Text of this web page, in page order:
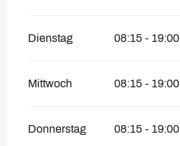
Dienstag 08:15 - 19:00
Mittwoch 08:15 - 19:00
Donnerstag 08:15 - 19:00